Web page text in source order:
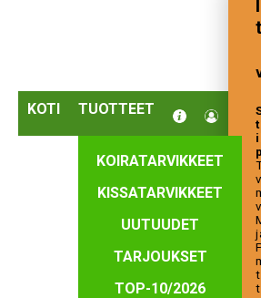
KOTI TUOTTEET
KOIRATARVIKKEET
KISSATARVIKKEET
UUTUUDET
TARJOUKSET
TOP-10/2026